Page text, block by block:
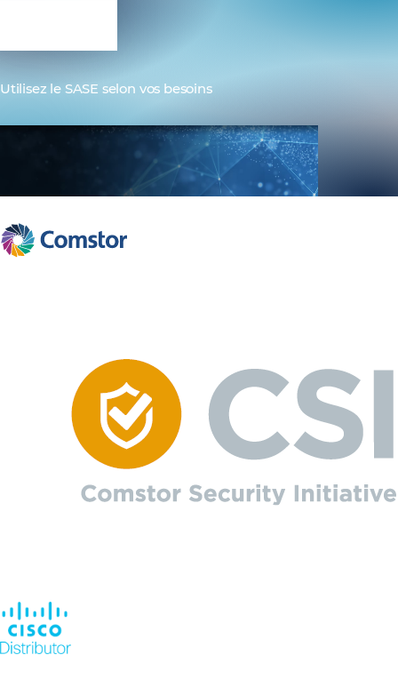
Utilisez le SASE selon vos besoins